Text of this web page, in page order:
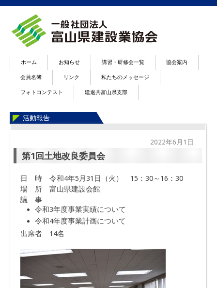
ホーム お知らせ 講習・研修会一覧 協会案内
会員名簿 リンク 私たちのメッセージ
フォトコンテスト 建退共富山県支部
活動報告
2022年6月1日
第1回土地改良委員会
日 時 令和4年5月31 日（火） 15 ：30～16：30
場 所 富山県建設会館
議 事
令和3年度事業実績について
令和4年度事業計画について
出席者 1 4名